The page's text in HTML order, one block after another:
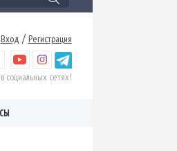
Вход / Регистрация
социальных сетях!